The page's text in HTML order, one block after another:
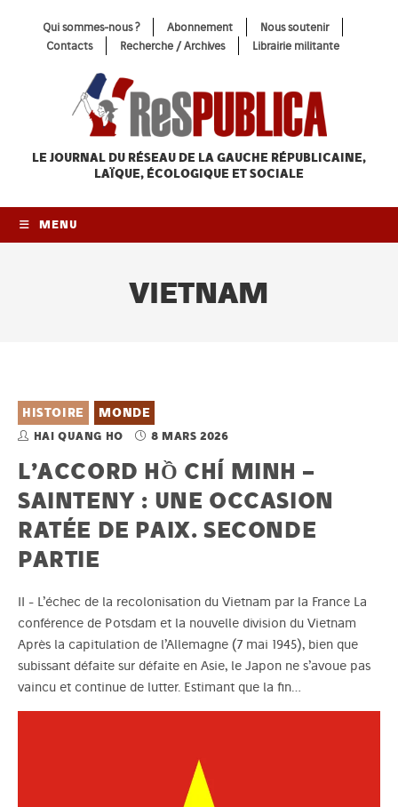
Qui sommes-nous ? Abonnement
Nous soutenir
Contacts
Recherche / Archives Librairie militante
LE JOURNAL DU RÉSEAU DE LA GAUCHE RÉPUBLICAINE,
LAÏQUE, ÉCOLOGIQUE ET SOCIALE
MENU
VIETNAM
HISTOIRE MONDE
HAI QUANG HO 8 MARS 2026
L’ACCORD HỒ CHÍ MINH –
SAINTENY : UNE OCCASION
RATÉE DE PAIX. SECONDE
PARTIE
II - L’échec de la recolonisation du Vietnam par la France La
conférence de Potsdam et la nouvelle division du Vietnam
Après la capitulation de l’Allemagne (7 mai 1945), bien que
subissant défaite sur défaite en Asie, le Japon ne s’avoue pas
vaincu et continue de lutter. Estimant que la fin…